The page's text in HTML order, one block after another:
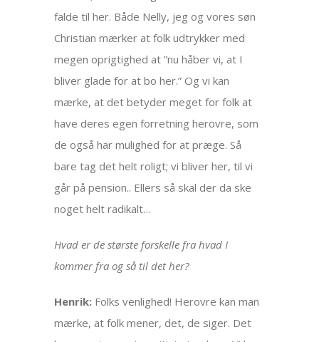
falde til her. Både Nelly, jeg og vores søn
Christian mærker at folk udtrykker med
megen oprigtighed at ”nu håber vi, at I
bliver glade for at bo her.” Og vi kan
mærke, at det betyder meget for folk at
have deres egen forretning herovre, som
de også har mulighed for at præge. Så
bare tag det helt roligt; vi bliver her, til vi
går på pension.. Ellers så skal der da ske
noget helt radikalt…
Hvad er de største forskelle fra hvad I
kommer fra og så til det her?
Henrik: Folks venlighed! Herovre kan man
mærke, at folk mener, det, de siger. Det